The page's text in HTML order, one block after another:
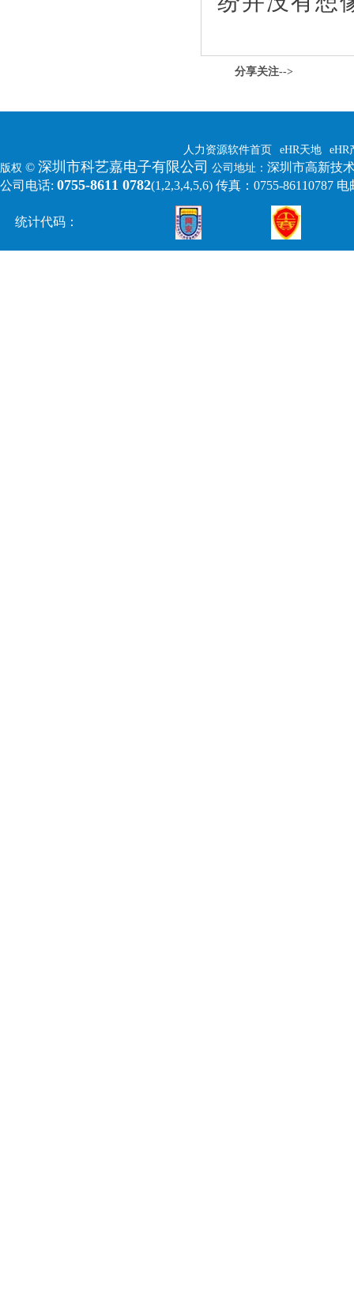
分享关注-->
人力资源软件首页 eHR天地
版权 © 深圳市科艺嘉电子有限公司 公司地址： 深圳市高新技
公司电话: 0755-8611 0782(1,2,3,4,5,6) 传真：0755-86110787 电
统计代码：